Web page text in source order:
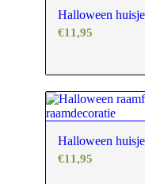
Halloween
€11,95
Halloween
€11,95